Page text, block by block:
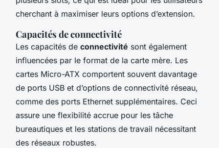
cherchant à maximiser leurs options d’extension.
Capacités de connectivité
Les capacités de connectivité sont également
influencées par le format de la carte mère. Les
cartes Micro-ATX comportent souvent davantage
de ports USB et d’options de connectivité réseau,
comme des ports Ethernet supplémentaires. Ceci
assure une flexibilité accrue pour les tâche
bureautiques et les stations de travail nécessitant
des réseaux robustes.